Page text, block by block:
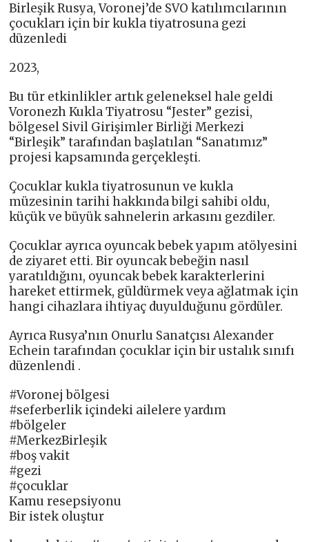
Birleşik Rusya, Voronej’de SVO katılımcılarının
çocukları için bir kukla tiyatrosuna gezi
düzenledi
2023,
Bu tür etkinlikler artık geleneksel hale geldi
Voronezh Kukla Tiyatrosu “Jester” gezisi,
bölgesel Sivil Girişimler Birliği Merkezi
“Birleşik” tarafından başlatılan “Sanatımız”
projesi kapsamında gerçekleşti.
Çocuklar kukla tiyatrosunun ve kukla
müzesinin tarihi hakkında bilgi sahibi oldu,
küçük ve büyük sahnelerin arkasını gezdiler.
Çocuklar ayrıca oyuncak bebek yapım atölyesini
de ziyaret etti. Bir oyuncak bebeğin nasıl
yaratıldığını, oyuncak bebek karakterlerini
hareket ettirmek, güldürmek veya ağlatmak için
hangi cihazlara ihtiyaç duyulduğunu gördüler.
Ayrıca Rusya’nın Onurlu Sanatçısı Alexander
Echein tarafından çocuklar için bir ustalık sınıfı
düzenlendi .
#Voronej bölgesi
#seferberlik içindeki ailelere yardım
#bölgeler
#MerkezBirleşik
#boş vakit
#gezi
#çocuklar
Kamu resepsiyonu
Bir istek oluştur